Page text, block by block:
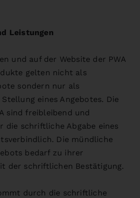
Leistungen
und auf der Website der PWA
gelten nicht als
sondern nur als
eines Angebotes. Die
sind freibleibend und
die schriftliche Abgabe eines
Die mündliche
bedarf zu ihrer
der schriftlichen Bestätigung.
durch die schriftliche